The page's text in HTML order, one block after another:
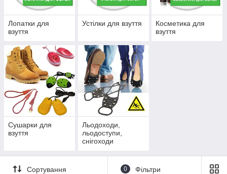
Лопатки для
взуття
Устілки для взуття
Косметика для
взуття
Сушарки для
взуття
Льодоходи,
льодоступи,
снігоходи
Сортування 0 Фільтри